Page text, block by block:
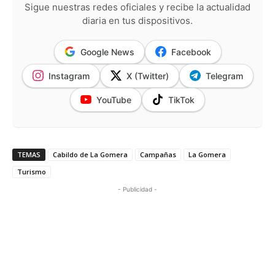
Sigue nuestras redes oficiales y recibe la actualidad
diaria en tus dispositivos.
Google News Facebook
Instagram X (Twitter) Telegram
YouTube TikTok
TEMAS Cabildo de La Gomera Campañas
La Gomera
Turismo
- Publicidad -